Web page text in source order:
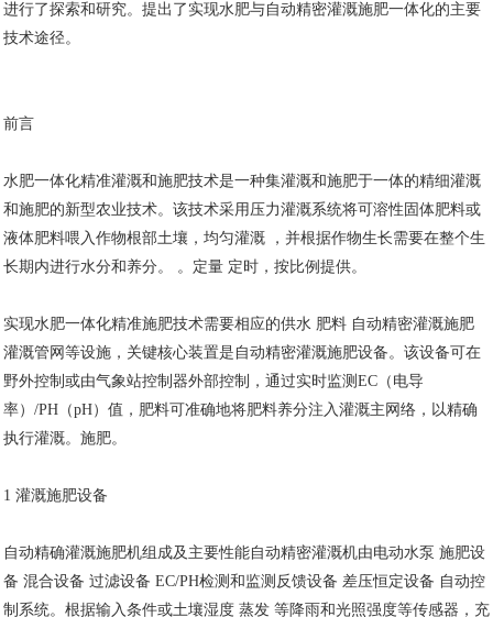
进行了探索和研究。提出了实现水肥与自动精密灌溉施肥一体化的主要
技术途径。
前言
水肥一体化精准灌溉和施肥技术是一种集灌溉和施肥于一体的精细灌溉
和施肥的新型农业技术。该技术采用压力灌溉系统将可溶性固体肥料或
液体肥料喂入作物根部土壤，均匀灌溉 ，并根据作物生长需要在整个生
长期内进行水分和养分。 。定量 定时，按比例提供。
实现水肥一体化精准施肥技术需要相应的供水 肥料 自动精密灌溉施肥
灌溉管网等设施，关键核心装置是自动精密灌溉施肥设备。该设备可在
野外控制或由气象站控制器外部控制，通过实时监测EC（电导
率）/PH（pH）值，肥料可准确地将肥料养分注入灌溉主网络，以精确
执行灌溉。施肥。
1 灌溉施肥设备
自动精确灌溉施肥机组成及主要性能自动精密灌溉机由电动水泵 施肥设
备 混合设备 过滤设备 EC/PH检测和监测反馈设备 差压恒定设备 自动控
制系统。根据输入条件或土壤湿度 蒸发 等降雨和光照强度等传感器，充